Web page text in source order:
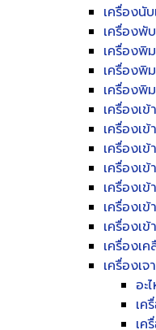
เครื่องนั
เครื่องพั
เครื่องพิ
เครื่องพิ
เครื่องพิ
เครื่องเ
เครื่องเ
เครื่องเ
เครื่องเ
เครื่องเ
เครื่องเ
เครื่องเ
เครื่องเ
เครื่องเ
อะ
เค
เค